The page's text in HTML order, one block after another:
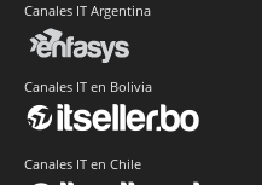
Canales IT Argentina
Canales IT en Bolivia
Canales IT en Chile